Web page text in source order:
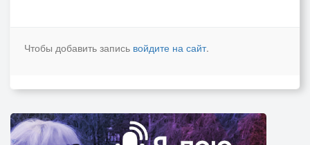
Чтобы добавить запись войдите на сайт.